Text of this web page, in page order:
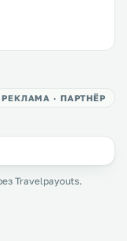
РЕКЛАМА · ПАРТНЁР
Travelpayouts.